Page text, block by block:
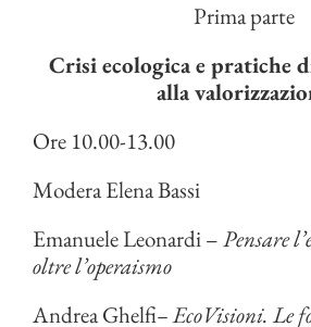
Prima parte
Crisi ecologica e pratiche
alla
Ore 10.00-13.00
Modera Elena Bassi
Emanuele Leonardi –Pensare
oltre l’operaismo
Andrea Ghelfi– EcoVisioni. Le